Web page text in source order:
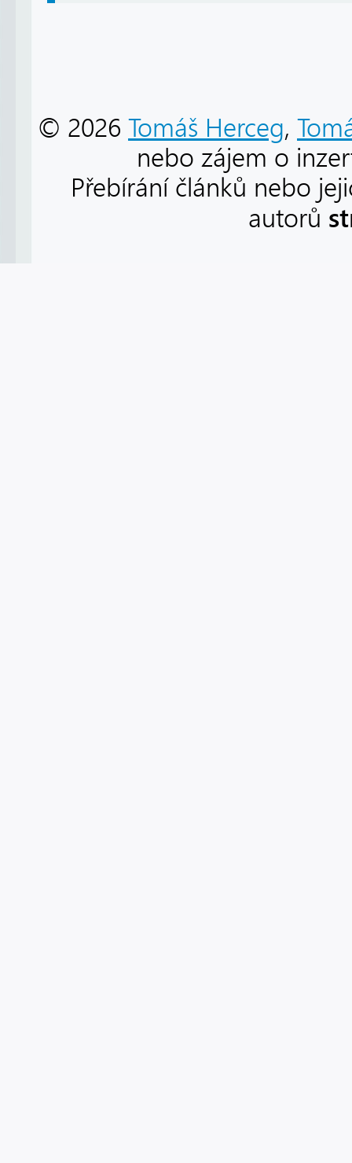
© 2026 Tomáš Herceg,
nebo zájem o
Přebírání článků nebo
autorů